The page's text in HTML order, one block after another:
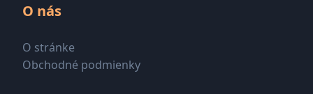
O nás
O stránke
Obchodné podmienky